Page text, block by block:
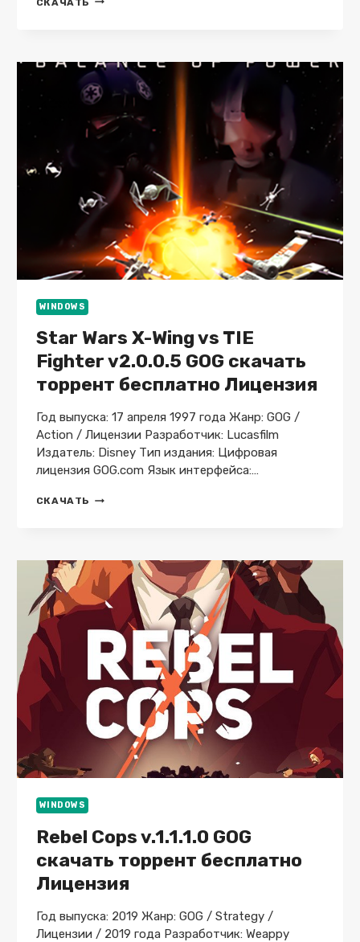
WINDOWS
Star Wars X-Wing vs TIE
Fighter v2.0.0.5 GOG скачать
торрент бесплатно Лицензия
Год выпуска: 17 апреля 1997 года Жанр: GOG /
Action / Лицензии Разработчик: Lucasfilm
Издатель: Disney Тип издания: Цифровая
лицензия GOG.com Язык интерфейса:…
СКАЧАТЬ STAR
TIE
FIGHTER
V2.0.0.5
GOG
СКАЧАТЬ
ТОРРЕНТ
БЕСПЛАТНО
ЛИЦЕНЗИЯ
WINDOWS
Rebel Cops v.1.1.1.0 GOG
скачать торрент бесплатно
Лицензия
Год выпуска: 2019 Жанр: GOG / Strategy /
Лицензии / 2019 года Разработчик: Weappy